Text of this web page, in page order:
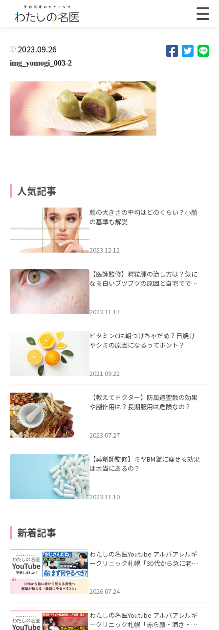
2023.09.26
img_yomogi_003-2
人気記事
顔の大きさの平均はどのくらい？小顔
の基準も解説
2023.12.12
【医師監修】稗粒腫の治し方は？気に
なる白いブツブツの原因と自宅ででき
2023.11.17
ビタミンCは朝つけちゃだめ？日焼け
やシミの原因になるってホント？
2021.09.22
【教えてドクター】防風通聖散の効果
や副作用は？長期服用は危険なの？
2023.07.27
【薬剤師監修】ミヤBM錠に痩せる効果
は本当にあるの？
2023.11.10
新着記事
わたしの名医Youtube アルバアレルギ
ークリニック札幌「30代から急に老け
た。
2026.07.24
わたしの名医Youtube アルバアレルギ
ークリニック札幌「赤ら顔・酒さ・ニ